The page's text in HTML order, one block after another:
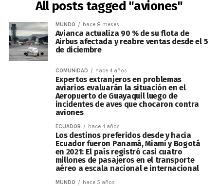
All posts tagged "aviones"
MUNDO hace 8 meses
Avianca actualiza 90 % de su flota de
Airbus afectada y reabre ventas desde el 5
de diciembre
COMUNIDAD hace 4 años
Expertos extranjeros en problemas
aviarios evaluarán la situación en el
Aeropuerto de Guayaquil luego de
incidentes de aves que chocaron contra
aviones
ECUADOR hace 4 años
Los destinos preferidos desde y hacia
Ecuador fueron Panamá, Miami y Bogotá
en 2021: El país registró casi cuatro
millones de pasajeros en el transporte
aéreo a escala nacional e internacional
MUNDO hace 5 años